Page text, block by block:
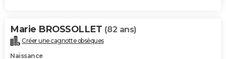
Marie BROSSOLLET (82 ans)
Créer une cagnotte obsèques
Naissance